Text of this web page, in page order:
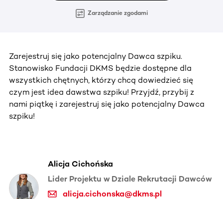
Zarządzanie zgodami
Zarejestruj się jako potencjalny Dawca szpiku.
Stanowisko Fundacji DKMS będzie dostępne dla
wszystkich chętnych, którzy chcą dowiedzieć się
czym jest idea dawstwa szpiku! Przyjdź, przybij z
nami piątkę i zarejestruj się jako potencjalny Dawca
szpiku!
Alicja Cichońska
Lider Projektu w Dziale Rekrutacji Dawców
alicja.cichonska@dkms.pl